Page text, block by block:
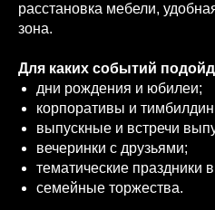
расстановка мебели,
зона.
Для каких событий
дни рождения и юбилеи;
корпоративы и
выпускные и встречи
вечеринки с друзьями;
тематические праздники
семейные торжества.